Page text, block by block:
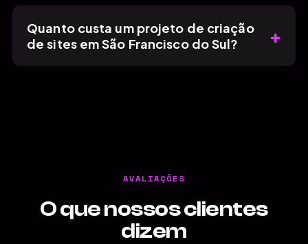
Quanto custa um projeto de criação
de sites em São Francisco do Sul?
+
AVALIAÇÕES
O que nossos clientes
dizem